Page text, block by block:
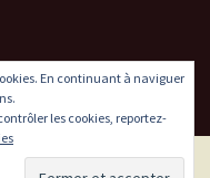
En continuant à naviguer
les cookies, reportez-